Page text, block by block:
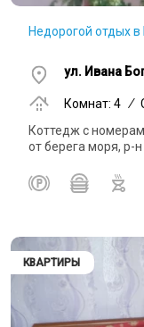
Недорогой отдых в
ул. Ивана
Комнат: 4 /
Коттедж с
от берега моря, р-
КВАРТИРЫ